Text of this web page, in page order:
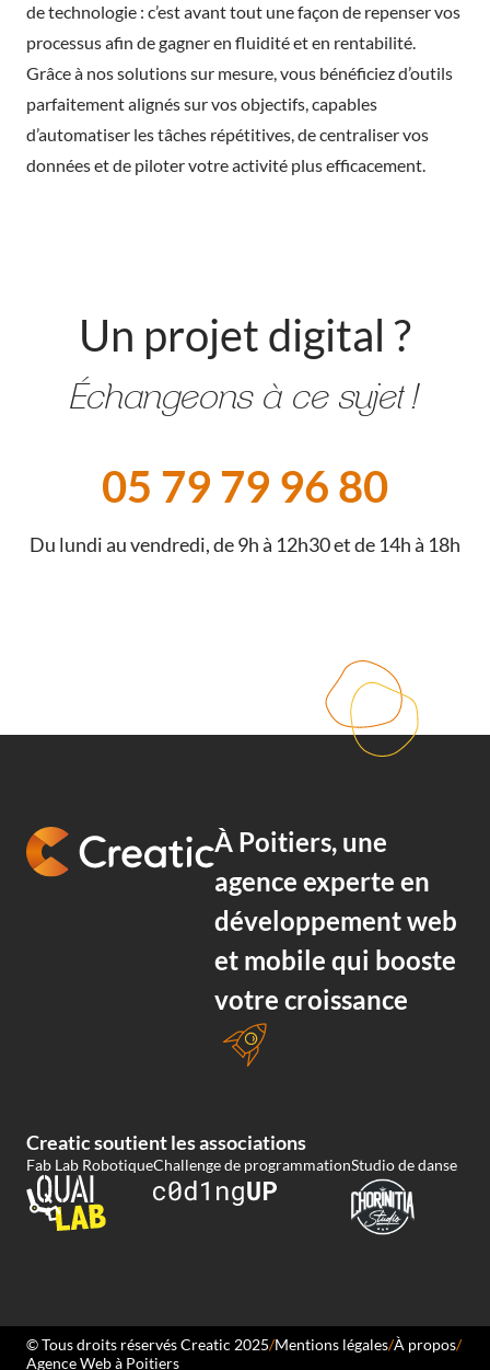
de technologie : c’est avant tout une façon de repenser vos
processus afin de gagner en fluidité et en rentabilité.
Grâce à nos solutions sur mesure, vous bénéficiez d’outils
parfaitement alignés sur vos objectifs, capables
d’automatiser les tâches répétitives, de centraliser vos
données et de piloter votre activité plus efficacement.
Un projet digital ?
Échangeons à ce sujet !
05 79 79 96 80
Du lundi au vendredi, de 9h à 12h30 et de 14h à 18h
À Poitiers, une
agence experte en
développement web
et mobilequi booste
votre croissance
Creatic soutient les associations
Fab Lab RobotiqueChallenge de programmationStudio de danse
© Tous droits réservés Creatic 2025/Mentions légales/À propos/
Agence Web à Poitiers